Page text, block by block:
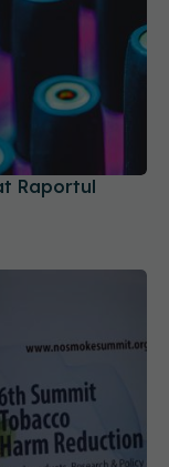
Raportul